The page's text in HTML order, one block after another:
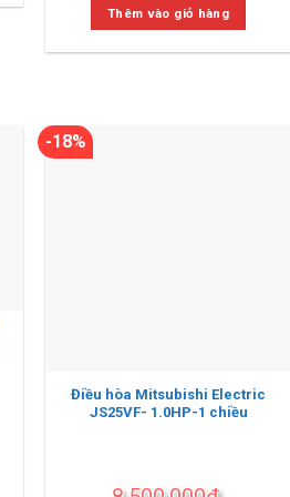
là:
tại
Thêm vào giỏ hàng
-18%
Điều hòa Mitsubishi Electric
JS25VF- 1.0HP-1 chiều